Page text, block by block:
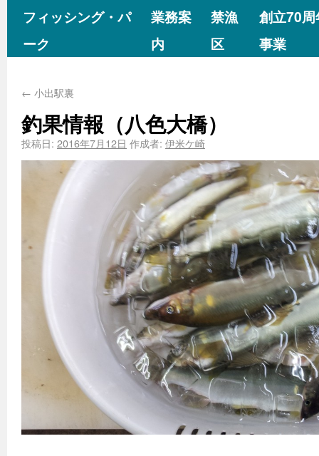
フィッシング・パ
ーク
業務案
内
禁漁
区
創立70
事業
← 小出駅裏
釣果情報（八色大橋）
投稿日: 2016年7月12日 作成者: 伊米ケ崎